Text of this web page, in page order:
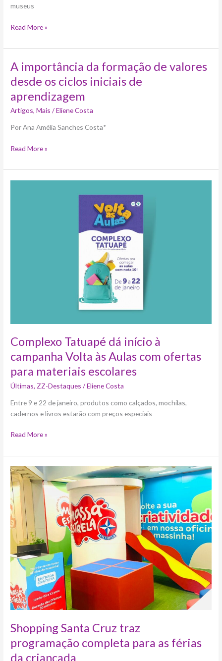
museus
Read More »
A importância da formação de valores
desde os ciclos iniciais de
aprendizagem
Artigos,Mais /Eliene Costa
Por Ana Amélia Sanches Costa*
A
importância
da
formação
de
desde
ciclos
de
Read More »
Complexo Tatuapé dá início à
campanha Volta às Aulas com ofertas
para materiais escolares
Últimas, ZZ-Destaques /Eliene Costa
Entre 9 e 22 de janeiro, produtos como calçados, mochilas,
cadernos e livros estarão com preços especiais
escolares
Read More »
Shopping Santa Cruz traz
programação completa para as férias
da criançada
Shopping
Santa
Cruz
traz
programação
completa
para
as
férias
criançada